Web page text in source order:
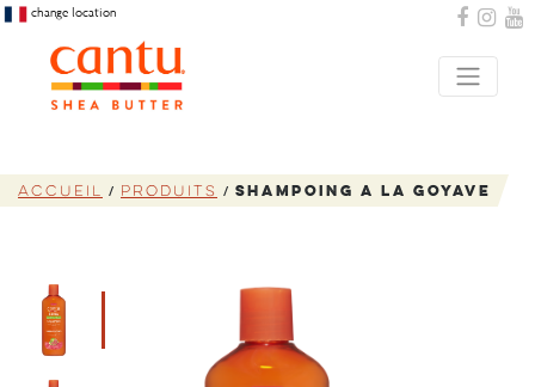
change location
Accueil Produits Shampoing A La Goyave